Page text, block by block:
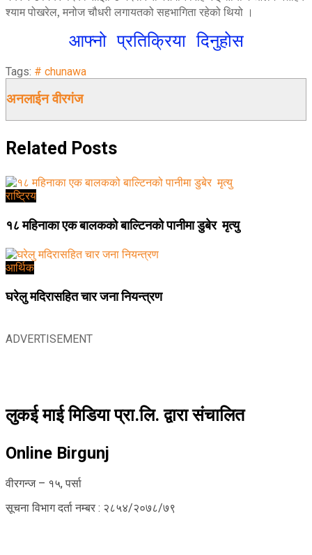
श्याम पोखरेल, मनोज चौधरी लगायतको सहभागिता रहेको थियो ।
आफ्नो प्रतिक्रिया दिनुहोस
Tags: # chunawa
अनलाईन वीरगंज
Related Posts
राष्ट्रिय
१८ महिनाका एक बालकको बाल्टिनको पानीमा डुबेर मृत्यु
आर्थिक
घरेलु मदिरासहित चार जना नियन्त्रण
ADVERTISEMENT
लुकई माई मिडिया प्रा.लि. द्वारा संचालित
Online Birgunj
वीरगन्ज – १५, पर्सा
सूचना विभाग दर्ता नम्बर : २८५४/२०७८/७९